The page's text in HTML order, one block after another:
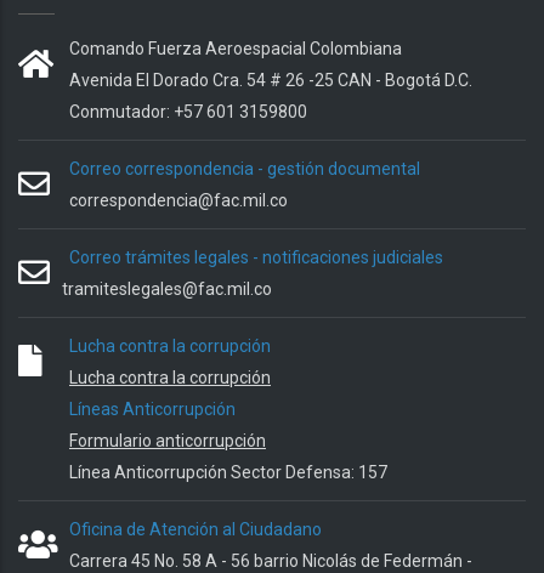
Comando Fuerza Aeroespacial Colombiana
Avenida El Dorado Cra. 54 # 26 -25 CAN - Bogotá D.C.
Conmutador: +57 601 3159800
Correo correspondencia - gestión documental
correspondencia@fac.mil.co
Correo trámites legales - notificaciones judiciales
tramiteslegales@fac.mil.co
Lucha contra la corrupción
Lucha contra la corrupción
Líneas Anticorrupción
Formulario anticorrupción
Línea Anticorrupción Sector Defensa: 157
Oficina de Atención al Ciudadano
Carrera 45 No. 58 A - 56 barrio Nicolás de Federmán -